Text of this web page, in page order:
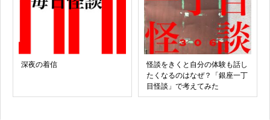
深夜の着信
怪談をきくと自分の体験も話し
たくなるのはなぜ？「銀座一丁
目怪談」で考えてみた